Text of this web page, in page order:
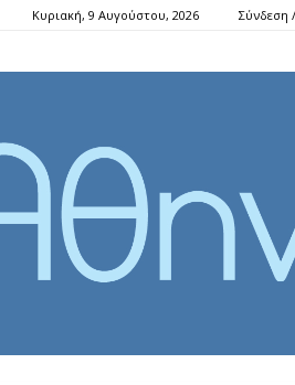
Κυριακή, 9 Αυγούστου, 2026 Σύνδεση